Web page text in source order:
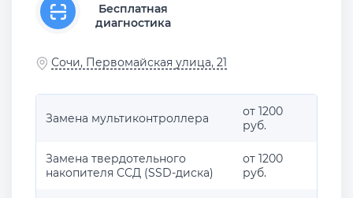
Бесплатная
диагностика
Сочи, Первомайская улица, 21
Замена мультиконтроллера
от 1200
руб.
Замена твердотельного
накопителя ССД (SSD-диска)
от 1200
руб.